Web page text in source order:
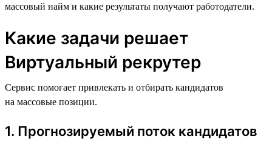
массовый найм и какие результаты получают работодатели.
Какие задачи решает
Виртуальный рекрутер
Сервис помогает привлекать и отбирать кандидатов
на массовые позиции.
1. Прогнозируемый поток кандидатов